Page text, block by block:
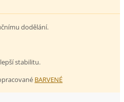
dodělání.
stabilitu.
BARVENÉ